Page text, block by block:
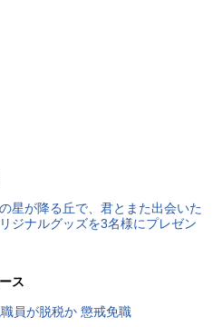
星が降る丘で、君とまた出会いた
ジナルグッズを3名様にプレゼン
ス
員が脱税か 懲戒免職